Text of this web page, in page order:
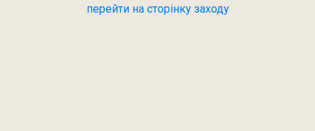
перейти на сторінку заходу